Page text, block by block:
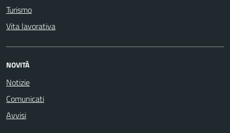
Turismo
Vita lavorativa
NOVITÀ
Notizie
Comunicati
Avvisi